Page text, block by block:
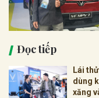
Đọc tiếp
Lái
dùng
xăng